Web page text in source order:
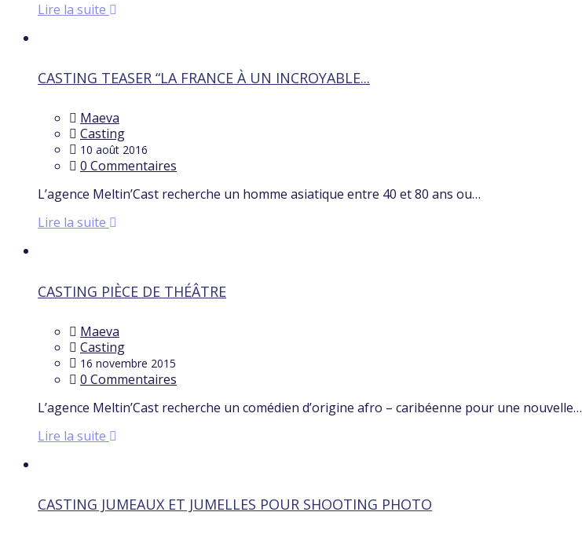
Lire la suite
CASTING TEASER “LA FRANCE À UN INCROYABLE...
Maeva
Casting
10 août 2016
0 Commentaires
L’agence Meltin’Cast recherche un homme asiatique entre 40 et 80 ans ou…
Lire la suite
CASTING PIÈCE DE THÉÂTRE
Maeva
Casting
16 novembre 2015
0 Commentaires
L’agence Meltin’Cast recherche un comédien d’origine afro – caribéenne pour une nouvelle…
Lire la suite
CASTING JUMEAUX ET JUMELLES POUR SHOOTING PHOTO